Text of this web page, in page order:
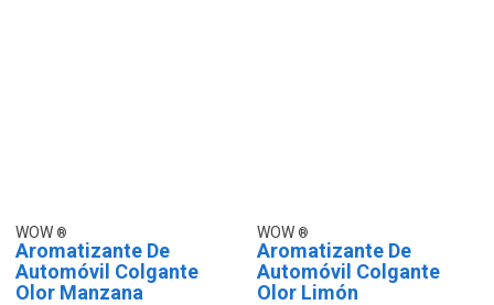
WOW
Aromatizante De
Automóvil Colgante
Olor Manzana
WOW
Aromatizante De
Automóvil Colgante
Olor Limón